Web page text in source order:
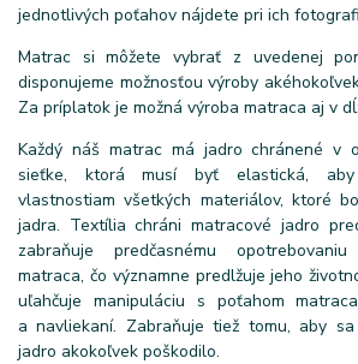
jednotlivých poťahov nájdete pri ich
Matrac si môžete vybrať z uvedenej
disponujeme možnosťou výroby
Za príplatok je možná výroba matraca aj v
Každý náš matrac má jadro chránené v
sieťke, ktorá musí byť elastická, aby
vlastnostiam všetkých materiálov, ktoré
jadra. Textília chráni matracové jadro
zabraňuje predčasnému
matraca, čo významne predlžuje jeho
uľahčuje manipuláciu s poťahom
a navliekaní. Zabraňuje tiež tomu, aby
jadro akokoľvek poškodilo.